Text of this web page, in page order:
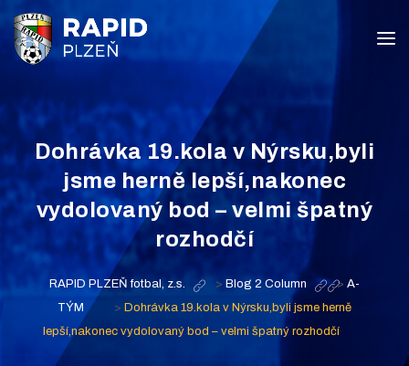
Dohrávka 19.kola v Nýrsku,byli
jsme herně lepší,nakonec
vydolovaný bod – velmi špatný
rozhodčí
RAPID PLZEŇ fotbal, z.s. > Blog 2 Column > A-
TÝM
> Dohrávka 19.kola v Nýrsku,byli jsme herně
lepší,nakonec vydolovaný bod – velmi špatný rozhodčí